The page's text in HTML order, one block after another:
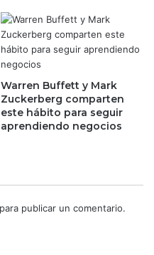
Warren Buffett y Mark
Zuckerberg comparten
este hábito para seguir
aprendiendo negocios
para publicar un comentario.